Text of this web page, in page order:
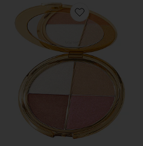
Favorite НАБОР